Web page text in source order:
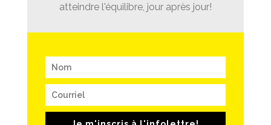
atteindre l'équilibre, jour après jour!